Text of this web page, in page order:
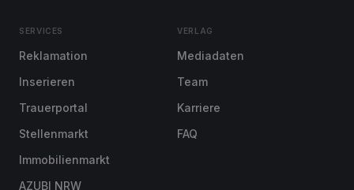
SERVICES
Reklamation
Inserieren
Trauerportal
Stellenmarkt
Immobilienmarkt
AZUBI NRW
VERLAG
Mediadaten
Team
Karriere
FAQ